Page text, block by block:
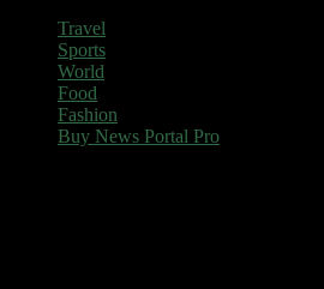
Travel
Sports
World
Food
Fashion
Buy News Portal Pro